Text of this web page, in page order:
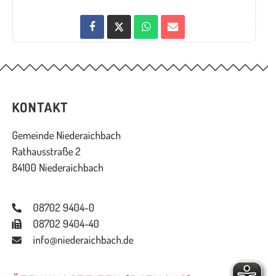
KONTAKT
Gemeinde Niederaichbach
Rathausstraße 2
84100 Niederaichbach
08702 9404-0
08702 9404-40
info@niederaichbach.de